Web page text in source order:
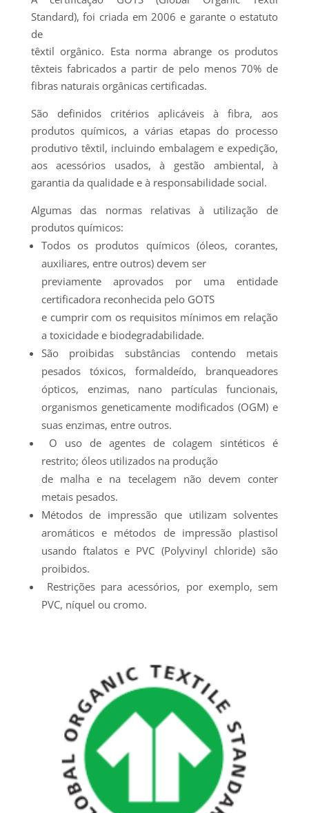
Standard), foi criada em 2006 e garante o estatuto
de
têxtil orgânico. Esta norma abrange os produtos
têxteis fabricados a partir de pelo menos 70% de
fibras naturais orgânicas certificadas.
São definidos critérios aplicáveis à fibra, aos
produtos químicos, a várias etapas do processo
produtivo têxtil, incluindo embalagem e expedição,
aos acessórios usados, à gestão ambiental, à
garantia da qualidade e à responsabilidade social.
Algumas das normas relativas à utilização de
produtos químicos:
Todos os produtos químicos (óleos, corantes,
auxiliares, entre outros) devem ser
previamente aprovados por uma entidade
certificadora reconhecida pelo GOTS
e cumprir com os requisitos mínimos em relação
a toxicidade e biodegradabilidade.
São proibidas substâncias contendo metais
pesados tóxicos, formaldeído, branqueadores
ópticos, enzimas, nano partículas funcionais,
organismos geneticamente modificados (OGM) e
suas enzimas, entre outros.
O uso de agentes de colagem sintéticos é
restrito; óleos utilizados na produção
de malha e na tecelagem não devem conter
metais pesados.
Métodos de impressão que utilizam solventes
aromáticos e métodos de impressão plastisol
usando ftalatos e PVC (Polyvinyl chloride) são
proibidos.
Restrições para acessórios, por exemplo, sem
PVC, níquel ou cromo.